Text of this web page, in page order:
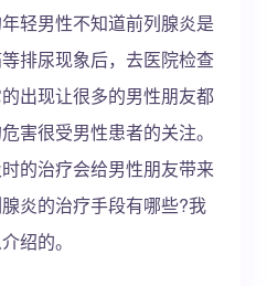
轻男性不知道前列腺炎是
排尿现象后，去医院检查
出现让很多的男性朋友都
害很受男性患者的关注。
的治疗会给男性朋友带来
炎的治疗手段有哪些?我
绍的。